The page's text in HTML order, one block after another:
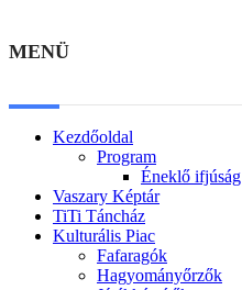
MENÜ
Kezdőoldal
Program
Éneklő ifjúság
Vaszary Képtár
TiTi Táncház
Kulturális Piac
Fafaragók
Hagyományőrzők